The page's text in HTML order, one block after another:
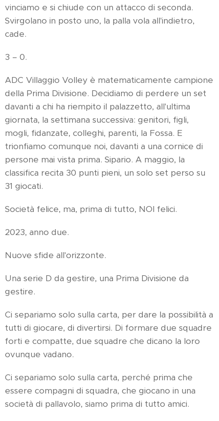
vinciamo e si chiude con un attacco di seconda.
Svirgolano in posto uno, la palla vola all'indietro,
cade.
3 – 0.
ADC Villaggio Volley è matematicamente campione
della Prima Divisione. Decidiamo di perdere un set
davanti a chi ha riempito il palazzetto, all'ultima
giornata, la settimana successiva: genitori, figli,
mogli, fidanzate, colleghi, parenti, la Fossa. E
trionfiamo comunque noi, davanti a una cornice di
persone mai vista prima. Sipario. A maggio, la
classifica recita 30 punti pieni, un solo set perso su
31 giocati.
Società felice, ma, prima di tutto, NOI felici.
2023, anno due.
Nuove sfide all'orizzonte.
Una serie D da gestire, una Prima Divisione da
gestire.
Ci separiamo solo sulla carta, per dare la possibilità a
tutti di giocare, di divertirsi. Di formare due squadre
forti e compatte, due squadre che dicano la loro
ovunque vadano.
Ci separiamo solo sulla carta, perché prima che
essere compagni di squadra, che giocano in una
società di pallavolo, siamo prima di tutto amici.